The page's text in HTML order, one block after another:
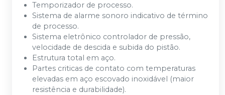
Temporizador de processo.
Sistema de alarme sonoro indicativo de término
de processo.
Sistema eletrônico controlador de pressão,
velocidade de descida e subida do pistão.
Estrutura total em aço.
Partes criticas de contato com temperaturas
elevadas em aço escovado inoxidável (maior
resistência e durabilidade).